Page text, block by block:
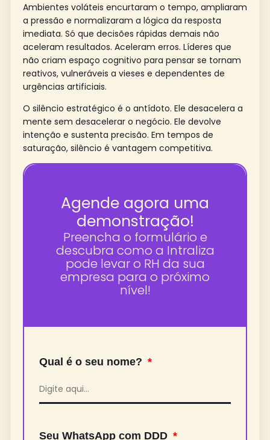
Ambientes voláteis encurtaram o tempo, ampliaram
a pressão e normalizaram a lógica da resposta
imediata. Só que decisões rápidas demais não
aceleram resultados. Aceleram erros. Líderes que
não criam espaço cognitivo para pensar se tornam
reativos, vulneráveis a vieses e dependentes de
urgências artificiais.
O silêncio estratégico é o antídoto. Ele desacelera a
mente sem desacelerar o negócio. Ele devolve
intenção e sustenta precisão. Em tempos de
saturação, silêncio é vantagem competitiva.
Agende agora uma
demonstração!
Preencha o formulário e
descubra como a Intraliza
pode levar o RH da sua
empresa para o próximo
nível!
Qual é o seu nome?
Seu WhatsApp com DDD